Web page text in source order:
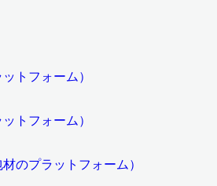
トフォーム）
トフォーム）
のプラットフォーム）